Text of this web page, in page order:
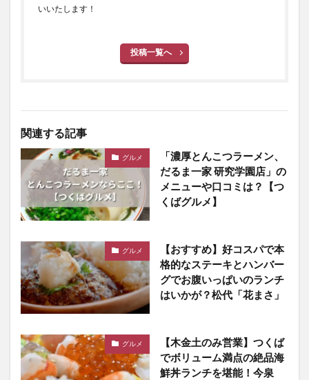
いいたします！
投稿一覧へ
関連する記事
グルメ
「濃厚とんこつラーメン、
だるま一家 研究学園店」の
メニューや口コミは？【つ
くばグルメ】
グルメ
【おすすめ】好コスパで本
格的なステーキとハンバー
グでお腹いっぱいのランチ
はいかが？松代「花まさ」
グルメ
【木金土のみ営業】つくば
でボリューム満点の絶品海
鮮丼ランチを堪能！今泉